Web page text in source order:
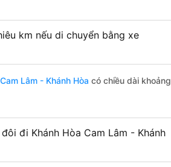
km nếu di chuyển bằng xe
Lâm - Khánh Hòa có chiều dài khoảng
đi Khánh Hòa Cam Lâm - Khánh